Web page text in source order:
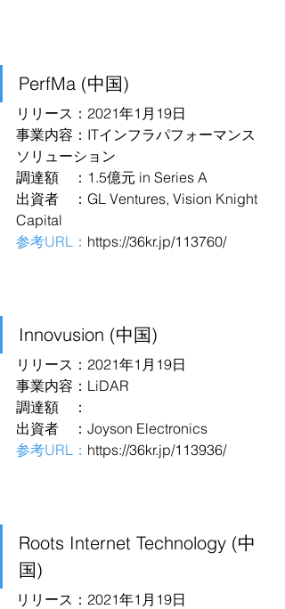
PerfMa (中国)
リリース：2021年1月19日
事業内容：ITインフラパフォーマンス
ソリューション
調達額　：1.5億元 in Series A
出資者　：GL Ventures, Vision Knight
Capital
参考URL： https://36kr.jp/113760/
Innovusion (中国)
リリース：2021年1月19日
事業内容：LiDAR
調達額　：
出資者　：Joyson Electronics
参考URL： https://36kr.jp/113936/
Roots Internet Technology (中
国)
リリース：2021年1月19日